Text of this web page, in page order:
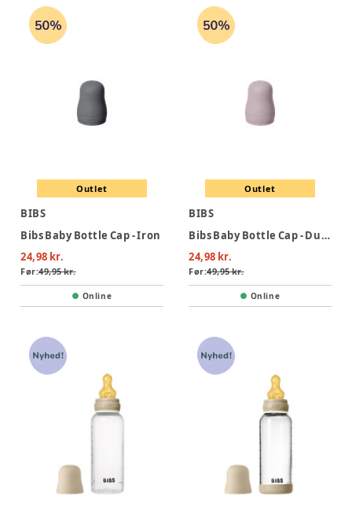
Outlet
BIBS
Bibs Baby Bottle Cap - Iron
24,98 kr.
Før:49,95 kr.
Online
Outlet
BIBS
Bibs Baby Bottle Cap - Dusky Lilac
24,98 kr.
Før:49,95 kr.
Online